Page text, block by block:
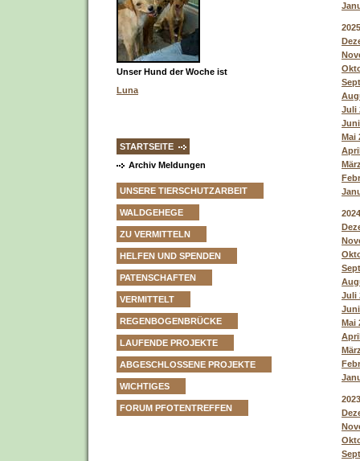
Unser Hund der Woche ist
Luna
STARTSEITE
Archiv Meldungen
UNSERE TIERSCHUTZARBEIT
WALDGEHEGE
ZU VERMITTELN
HELFEN UND SPENDEN
PATENSCHAFTEN
VERMITTELT
REGENBOGENBRÜCKE
LAUFENDE PROJEKTE
ABGESCHLOSSENE PROJEKTE
WICHTIGES
FORUM PFOTENTREFFEN
2025
Juli
Mai
2024
Juli
Mai
2023